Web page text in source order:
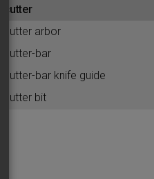
cutter
cutter arbor
cutter-bar
cutter-bar knife guide
cutter bit